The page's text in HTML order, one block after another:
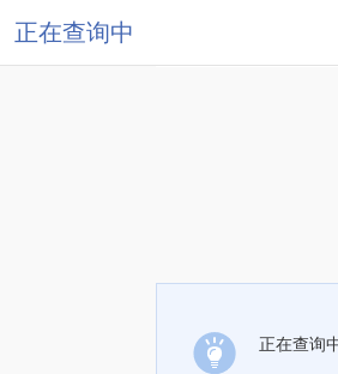
正在查询中
正在查询